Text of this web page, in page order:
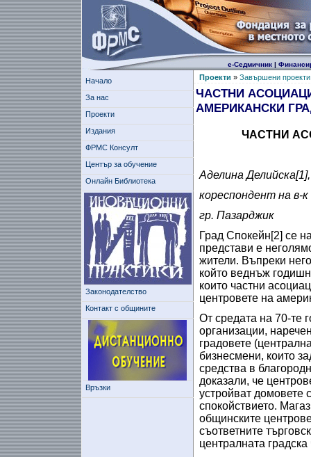
е-Седмичник|
Начало
За нас
Проекти
Издания
ФРМС Консулт
Център за обучение
Онлайн Библиотека
Законодателство
Контакт с общините
Връзки
Проекти » Завършени проекти
ЧАСТНИ
АМЕРИКАНСКИ
ЧАСТНИ
Аделина Делийска[1],
кореспондент на в-к
гр. Пазарджик
Град Спокейн[2] се
представи е
жители. Въпреки
който веднъж
които частни
центровете на
От средата на 70-те
организации,
градовете
бизнесмени, които
средства в
доказали, че
устройват домовете
спокойствието.
общинските
съответните
централната градска